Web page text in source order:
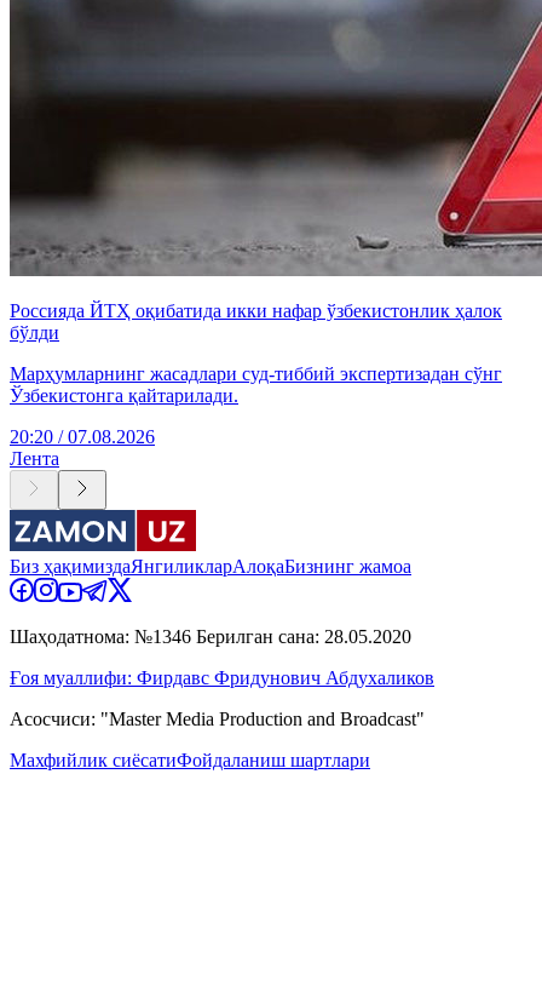
Россияда ЙТҲ оқибатида икки нафар ўзбекистонлик ҳалок
бўлди
Марҳумларнинг жасадлари суд-тиббий экспертизадан сўнг
Ўзбекистонга қайтарилади.
20:20 / 07.08.2026
Лента
Биз ҳақимиздаЯнгиликларАлоқаБизнинг жамоа
Шаҳодатнома: №1346 Берилган сана: 28.05.2020
Ғоя муаллифи: Фирдавс Фридунович Абдухаликов
Асосчиси: "Master Media Production and Broadcast"
Махфийлик сиёсатиФойдаланиш шартлари